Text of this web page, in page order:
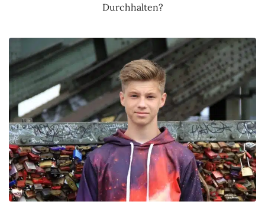
Durchhalten?